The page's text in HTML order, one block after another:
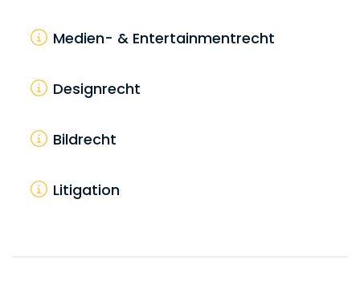
Medien- & Entertainmentrecht
Designrecht
Bildrecht
Litigation